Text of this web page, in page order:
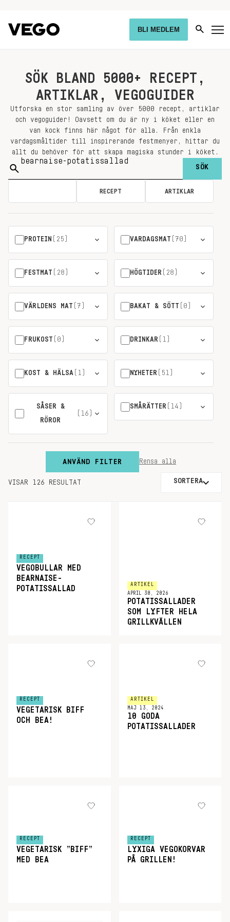
BLI MEDLEM
SÖK BLAND 5000+ RECEPT,
ARTIKLAR, VEGOGUIDER
Utforska en stor samling av över 5000 recept, artiklar
och vegoguider! Oavsett om du är ny i köket eller en
van kock finns här något för alla. Från enkla
vardagsmåltider till inspirerande festmenyer, hittar du
allt du behöver för att skapa magiska stunder i köket.
Sök
på:
RECEPT ARTIKLAR
PROTEIN (25) VARDAGSMAT (70)
FESTMAT (28) HÖGTIDER (28)
VÄRLDENS MAT (7) BAKAT & SÖTT (0)
FRUKOST (0) DRINKAR (1)
KOST & HÄLSA (1) NYHETER (51)
SÅSER &
RÖROR
(16)
SMÅRÄTTER (14)
ANVÄND FILTER Rensa alla
VISAR 126 RESULTAT SORTERA
RECEPT
VEGOBULLAR MED
BEARNAISE-
POTATISSALLAD
ARTIKEL
APRIL 30, 2026
POTATISSALLADER
SOM LYFTER HELA
GRILLKVÄLLEN
RECEPT
VEGETARISK BIFF
OCH BEA!
ARTIKEL
MAJ 13, 2024
10 GODA
POTATISSALLADER
RECEPT
VEGETARISK ”BIFF”
MED BEA
RECEPT
LYXIGA VEGOKORVAR
PÅ GRILLEN!